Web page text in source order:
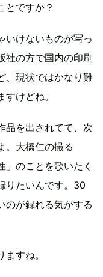
とですか？
いけないものが写っ
社の方で国内の印刷
、現状ではかなり難
けどね。
品を出されてて、次
。大橋仁の撮る
」のことを歌いたく
りたいんです。30
のが録れる気がする
すね。